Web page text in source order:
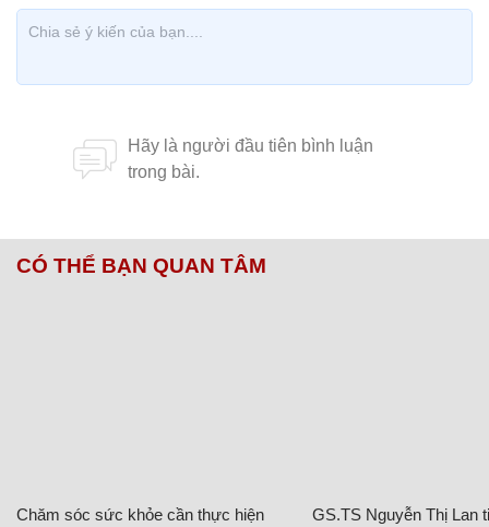
CÓ THỂ BẠN QUAN TÂM
Chăm sóc sức khỏe cần thực hiện
GS.TS Nguyễn Thị Lan